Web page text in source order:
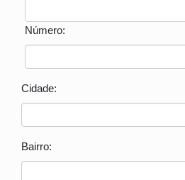
Número:
Cidade:
Bairro: